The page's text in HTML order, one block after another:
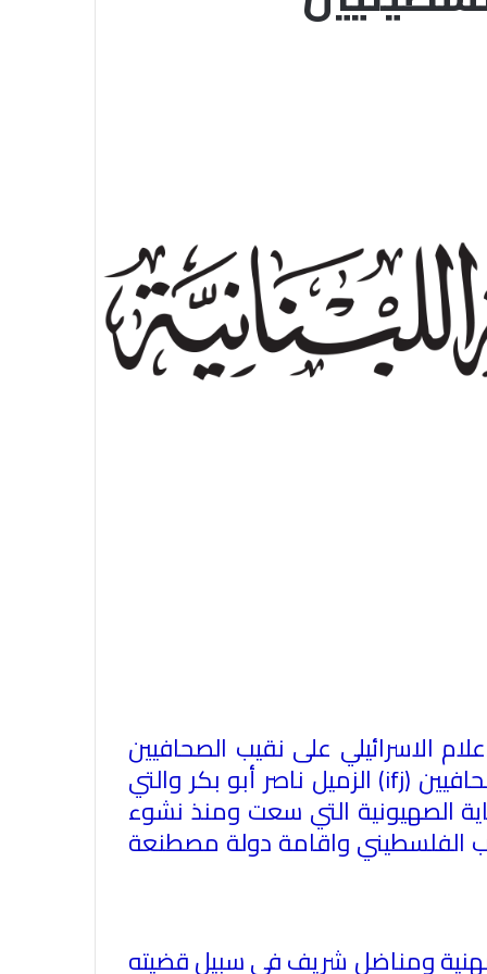
الاسرائيلي على نقيب الصحافيين
(ifj) الزميل ناصر أبو بكر والتي
الصهيونية التي سعت ومنذ نشوء
الفلسطيني واقامة دولة مصطنعة
ومناضل شريف في سبيل قضيته
الاتحاد العام للصحفيين العرب يدين
بكل قوة جريمة إغتيال الاحتلال
الصهيوني للصحفيين الفسطينيين فى
الاتحاد العام للصحفيين العرب يطالب